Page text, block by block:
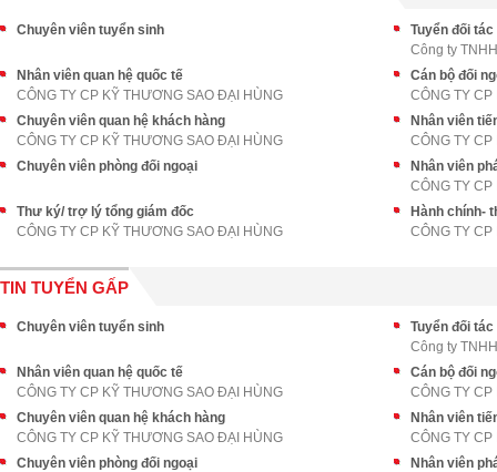
Chuyên viên tuyển sinh
Tuyển đối
Công ty
Nhân viên quan hệ quốc tế
CÔNG TY CP KỸ THƯƠNG SAO ĐẠI HÙNG
Cán bộ đối
CÔNG TY
Chuyên viên quan hệ khách hàng
CÔNG TY CP KỸ THƯƠNG SAO ĐẠI HÙNG
Nhân viên
CÔNG TY
Chuyên viên phòng đối ngoại
Nhân viên
CÔNG TY
Thư ký/ trợ lý tổng giám đốc
CÔNG TY CP KỸ THƯƠNG SAO ĐẠI HÙNG
Hành chính-
CÔNG TY
TIN TUYỂN GẤP
Chuyên viên tuyển sinh
Tuyển đối
Công ty
Nhân viên quan hệ quốc tế
CÔNG TY CP KỸ THƯƠNG SAO ĐẠI HÙNG
Cán bộ đối
CÔNG TY
Chuyên viên quan hệ khách hàng
CÔNG TY CP KỸ THƯƠNG SAO ĐẠI HÙNG
Nhân viên
CÔNG TY
Chuyên viên phòng đối ngoại
Nhân viên